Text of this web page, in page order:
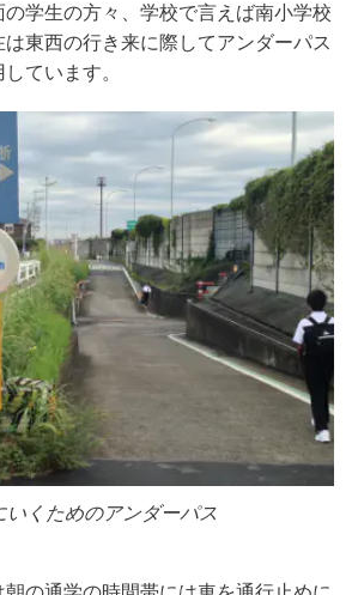
学生の方々、学校で言えば南小学校
東西の行き来に際してアンダーパス
ています。
いくためのアンダーパス